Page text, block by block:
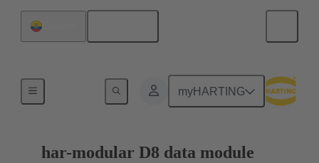
myHARTING
Terminación de placa madre a tarjeta hija
har-modular D8 data module